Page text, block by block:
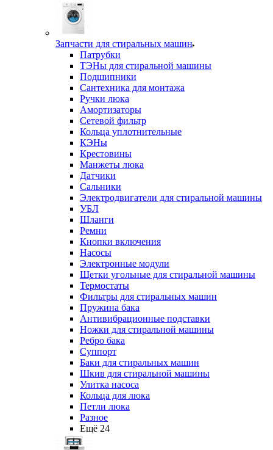
Запчасти для стиральных машин
Патрубки
ТЭНы для стиральной машины
Подшипники
Сантехника для монтажа
Ручки люка
Амортизаторы
Сетевой фильтр
Кольца уплотнительные
КЭНы
Крестовины
Манжеты люка
Датчики
Сальники
Электродвигатели для стиральной машины
УБЛ
Шланги
Ремни
Кнопки включения
Насосы
Электронные модули
Щетки угольные для стиральной машины
Термостаты
Фильтры для стиральных машин
Пружина бака
Антивибрационные подставки
Ножки для стиральной машины
Ребро бака
Суппорт
Баки для стиральных машин
Шкив для стиральной машины
Улитка насоса
Кольца для люка
Петли люка
Разное
Ещё 24